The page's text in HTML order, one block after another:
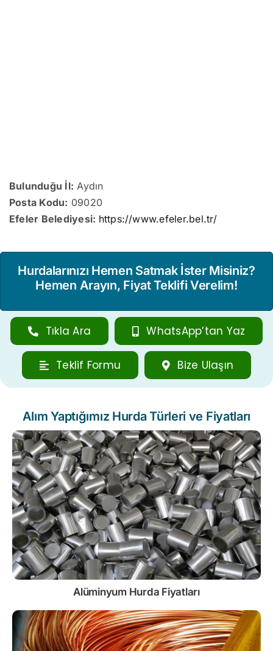
Bulunduğu İl: Aydın
Posta Kodu: 09020
Efeler Belediyesi: https://www.efeler.bel.tr/
Hurdalarınızı Hemen Satmak İster Misiniz?
Hemen Arayın, Fiyat Teklifi Verelim!
Tıkla Ara WhatsApp’tan Yaz
Teklif Formu Bize Ulaşın
Alım Yaptığımız Hurda Türleri ve Fiyatları
Alüminyum Hurda Fiyatları